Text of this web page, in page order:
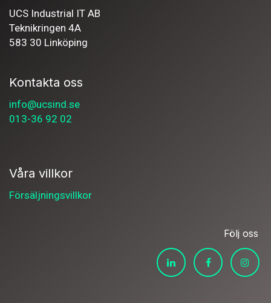
UCS Industrial IT AB
Teknikringen 4A
583 30 Linköping
Kontakta oss
info@ucsind.se
013-36 92 02
Våra villkor
Försäljningsvillkor
Följ oss